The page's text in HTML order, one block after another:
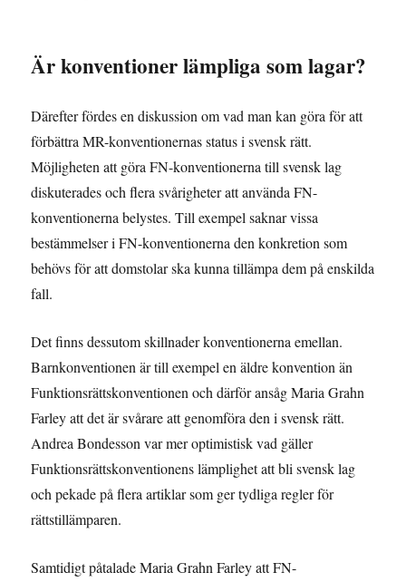
Är konventioner lämpliga som lagar?
Därefter fördes en diskussion om vad man kan göra för att
förbättra MR-konventionernas status i svensk rätt.
Möjligheten att göra FN-konventionerna till svensk lag
diskuterades och flera svårigheter att använda FN-
konventionerna belystes. Till exempel saknar vissa
bestämmelser i FN-konventionerna den konkretion som
behövs för att domstolar ska kunna tillämpa dem på enskilda
fall.
Det finns dessutom skillnader konventionerna emellan.
Barnkonventionen är till exempel en äldre konvention än
Funktionsrättskonventionen och därför ansåg Maria Grahn
Farley att det är svårare att genomföra den i svensk rätt.
Andrea Bondesson var mer optimistisk vad gäller
Funktionsrättskonventionens lämplighet att bli svensk lag
och pekade på flera artiklar som ger tydliga regler för
rättstillämparen.
Samtidigt påtalade Maria Grahn Farley att FN-